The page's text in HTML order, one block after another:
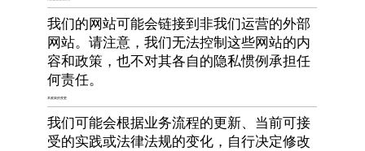
我们的网站可能会链接到非我们运营的外部
网站。请注意，我们无法控制这些网站的内
容和政策，也不对其各自的隐私惯例承担任
何责任。
本政策的变更
我们可能会根据业务流程的更新、当前可接
受的实践或法律法规的变化，自行决定修改